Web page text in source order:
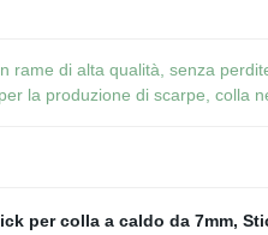
rame di alta qualità, senza
la produzione di scarpe, colla
per colla a caldo da 7mm,